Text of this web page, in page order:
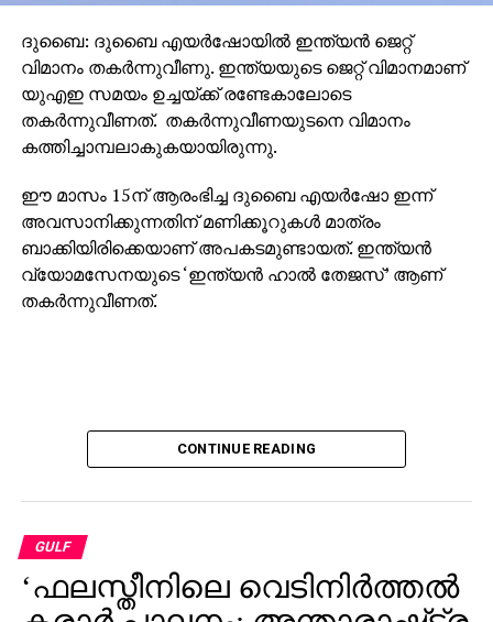
വിപുലമാക്കുന്നതിന് വേഗത പകരുന്ന കരാറുകളില്‍
ഇന്ത്യയിലെയും യുഎഇയിലെയും മുന്‍നിര
കമ്പനികള്‍ ഒപ്പുവച്ചു. ഭക്ഷ്യസംസ്‌കരണം, ഫാഷന്‍,
ഇലക്ട്രോണിക്‌സ്, ഐടി, ആര്‍ട്ടിഫിഷ്യല്‍
ഇന്റലിജന്‍സ്, നിര്‍മ്മാണ മേഖല, ഊര്‍ജ്ജം, ക്ലീന്‍
എനര്‍ജി, ബയോടെക്‌നോളജി തുടങ്ങി
വിവിധരംഗങ്ങളില്‍ മികച്ച നിക്ഷേപങ്ങള്‍ക്ക്
ധാരണയായി.
ദുബൈ: ദുബൈ എയര്‍ഷോയില്‍ ഇന്ത്യന്‍ ജെറ്റ്
വിമാനം തകര്‍ന്നുവീണു. ഇന്ത്യയുടെ ജെറ്റ് വിമാനമാണ്
യുഎഇ സമയം ഉച്ചയ്ക്ക് രണ്ടേകാലോടെ
തകര്‍ന്നുവീണത്. തകര്‍ന്നുവീണയുടനെ വിമാനം
കത്തിച്ചാമ്പലാകുകയായിരുന്നു.
ഈ മാസം 15ന് ആരംഭിച്ച ദുബൈ എയര്‍ഷോ ഇന്ന്
അവസാനിക്കുന്നതിന് മണിക്കൂറുകള്‍ മാത്രം
ബാക്കിയിരിക്കെയാണ് അപകടമുണ്ടായത്. ഇന്ത്യന്‍
വ്യോമസേനയുടെ ‘ഇന്ത്യന്‍ ഹാല്‍ തേജസ്’ ആണ്
തകര്‍ന്നുവീണത്.
CONTINUE READING
GULF
‘ഫലസ്തീനിലെ വെടിനിർത്തൽ